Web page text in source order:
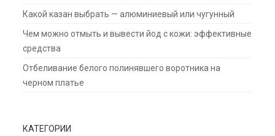
Какой казан выбрать — алюминиевый или чугунный
Чем можно отмыть и вывести йод с кожи: эффективные
средства
Отбеливание белого полинявшего воротника на
черном платье
КАТЕГОРИИ